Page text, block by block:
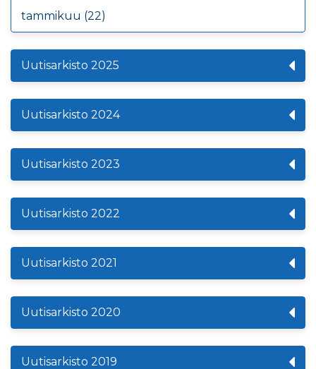
tammikuu (22)
Uutisarkisto 2025
Uutisarkisto 2024
Uutisarkisto 2023
Uutisarkisto 2022
Uutisarkisto 2021
Uutisarkisto 2020
Uutisarkisto 2019